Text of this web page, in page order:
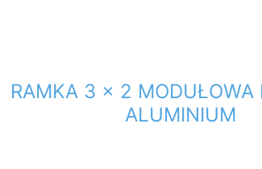
RAMKA 3 x 2 MODUŁOWA
ALUMINIUM